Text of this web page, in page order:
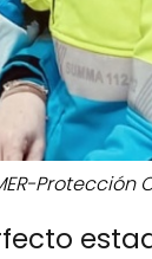
Protección